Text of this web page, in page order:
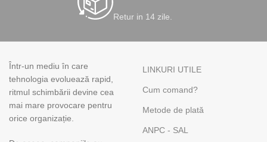
Retur in 14 zile.
Într-un mediu în care
tehnologia evoluează rapid,
ritmul schimbării devine cea
mai mare provocare pentru
orice organizație.
LINKURI UTILE
Cum comand?
Metode de plată
ANPC - SAL